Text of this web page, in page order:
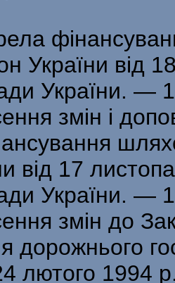
України від
України.
змін і
від 17
України.
змін до
дорожнього
лютого 1994